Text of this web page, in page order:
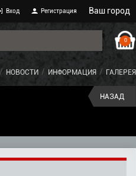
0
НОВОСТИ ИНФОРМАЦИЯ ГАЛЕРЕЯ
Вход Регистрация Ваш город
НАЗАД